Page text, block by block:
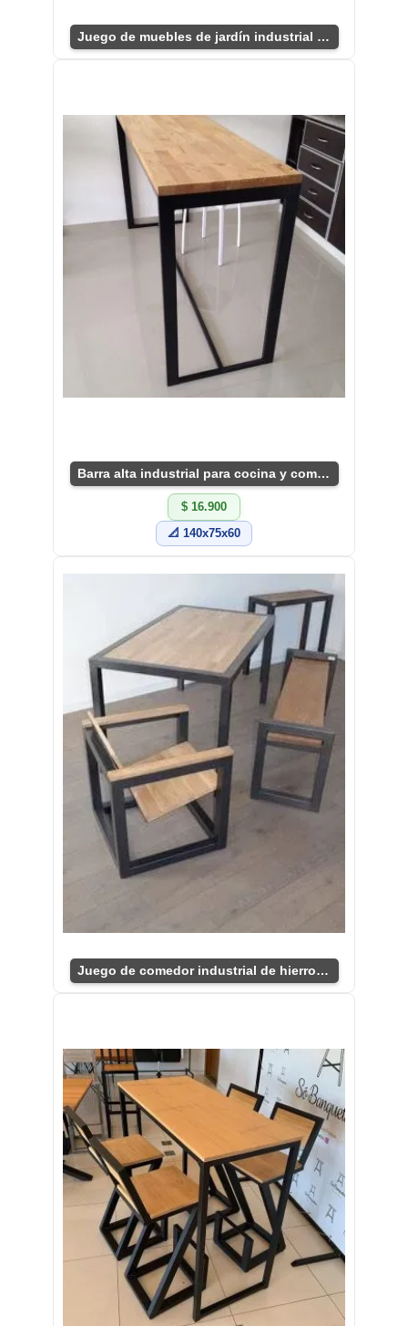
Juego de muebles de jardín industrial chic
Barra alta industrial para cocina y comedor
$ 16.900
📐 140x75x60
Juego de comedor industrial de hierro y madera